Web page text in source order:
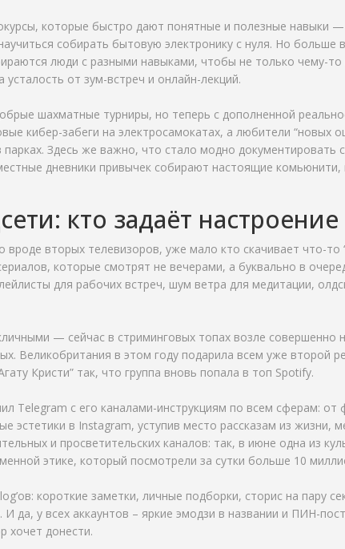
которые быстро дают понятные и полезные навыки
собирать бытовую электронику с нуля. Но больше
люди с разными навыками, чтобы не только чему-то
от зум-встреч и онлайн-лекций.
шахматные турниры, но теперь с дополненной
кибер-забеги на электросамокатах, а любители “новых
Здесь же важно, что стало модно документировать
дневники привычек собирают настоящие
кто задаёт настроение
вроде вторых телевизоров, уже мало кто скачивает что-то
которые смотрят не вечерами, а буквально в
для рабочих встреч, шум ветра для медитации,
— сейчас в стриминговых топах возле совершенно
Великобритания в этом году подарила всем уже второй
Кристи” так, что группа вновь попала в топ Spotify.
Telegram с его каналами-инструкциям по всем сферам: от
эстетики в Instagram, уступив место рассказам из жизни,
и просветительских каналов: так, в июне одна из
этике, который посмотрели за сутки больше 10
короткие заметки, личные подборки, сторис на пару
да, у всех аккаунтов – яркие эмодзи в названии и ПИН-
хочет донести.